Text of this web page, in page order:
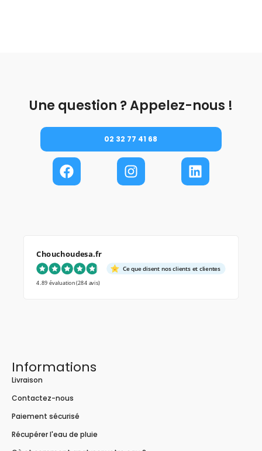
Une question ? Appelez-nous !
02 32 77 41 68
Chouchoudesa.fr
Ce que disent nos clients et clientes
4.89 évaluation(284 avis)
Informations
Livraison
Contactez-nous
Paiement sécurisé
Récupérer l'eau de pluie